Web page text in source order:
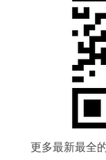
更多最新最全